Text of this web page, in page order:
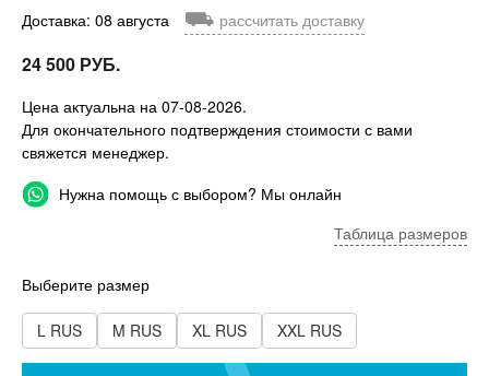
Доставка: 08 августа ⛟ рассчитать доставку
24 500 РУБ.
Цена актуальна на 07-08-2026.
Для окончательного подтверждения стоимости с вами
свяжется менеджер.
Нужна помощь с выбором? Мы онлайн
Таблица размеров
Выберите размер
L RUS M RUS XL RUS XXL RUS